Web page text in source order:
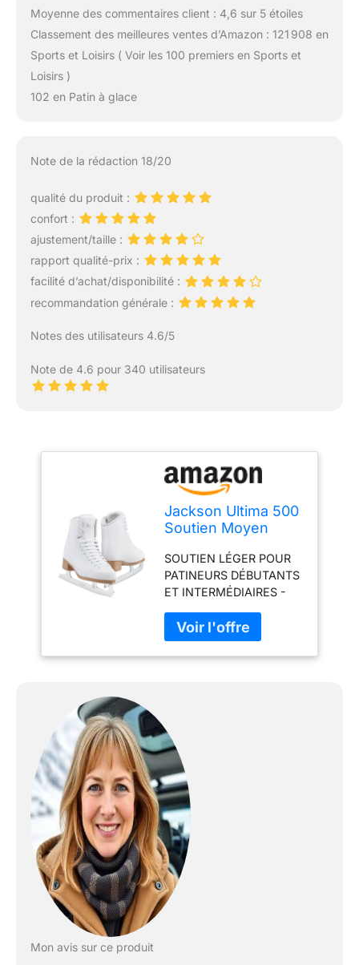
Moyenne des commentaires client : 4,6 sur 5 étoiles
Classement des meilleures ventes d’Amazon : 121 908 en
Sports et Loisirs ( Voir les 100 premiers en Sports et
Loisirs )
102 en Patin à glace
Note de la rédaction 18/20
qualité du produit :
confort :
ajustement/taille :
rapport qualité-prix :
facilité d’achat/disponibilité :
recommandation générale :
Notes des utilisateurs 4.6/5
Note de 4.6 pour 340 utilisateurs
Jackson Ultima 500
Soutien Moyen
Glace (Style N°
JC500)
SOUTIEN LÉGER POUR
PATINEURS DÉBUTANTS
ET INTERMÉDIAIRES -
dotés d’un soutien léger
adapté pour suivre des
leçons de niveau
se compose d’une
empeigne renforcée en
vinyle (avec des renforts
supplémentaires) et
présente une multitude
d’éléments pour un
confort amélioré et un
meilleur ajustement, y
compris une doublure
hygiénique en Nylex, une
semelle en mousse à
Mon avis sur ce produit